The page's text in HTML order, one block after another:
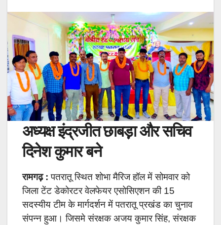
अध्यक्ष इंद्रजीत छाबड़़ा और सचिव
दिनेश कुमार बने
रामगढ़ : पतरातू स्थित शोभा मैरिज हॉल में सोमवार को
जिला टेंट डेकोरटर वेलफेयर एसोसिएशन की 15
सदस्यीय टीम के मार्गदर्शन में पतरातू प्रखंड का चुनाव
संपन्न हुआ। जिसमे संरक्षक अजय कुमार सिंह, संरक्षक